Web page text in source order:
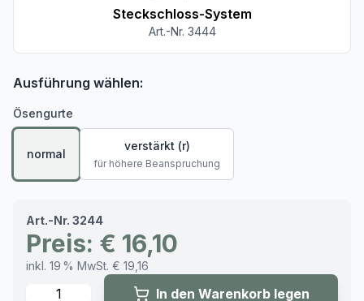
Steckschloss-System
Art.-Nr. 3444
Ausführung wählen:
Ösengurte
normal
verstärkt (r)
für höhere Beanspruchung
Art.-Nr. 3244
Preis: € 16,10
inkl. 19 % MwSt. € 19,16
Menge In den Warenkorb legen